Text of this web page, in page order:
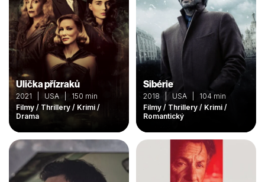
Ulička přízraků
2021 | USA | 150 min
Filmy / Thrillery / Krimi /
Drama
Sibérie
2018 | USA | 104 min
Filmy / Thrillery / Krimi /
Romantický